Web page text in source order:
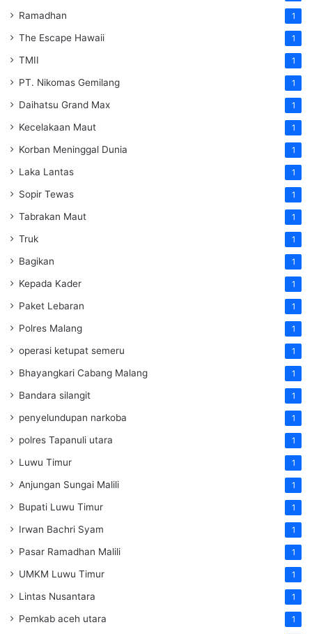
Ramadhan 1
The Escape Hawaii 1
TMII 1
PT. Nikomas Gemilang 1
Daihatsu Grand Max 1
Kecelakaan Maut 1
Korban Meninggal Dunia 1
Laka Lantas 1
Sopir Tewas 1
Tabrakan Maut 1
Truk 1
Bagikan 1
Kepada Kader 1
Paket Lebaran 1
Polres Malang 1
operasi ketupat semeru 1
Bhayangkari Cabang Malang 1
Bandara silangit 1
penyelundupan narkoba 1
polres Tapanuli utara 1
Luwu Timur 1
Anjungan Sungai Malili 1
Bupati Luwu Timur 1
Irwan Bachri Syam 1
Pasar Ramadhan Malili 1
UMKM Luwu Timur 1
Lintas Nusantara 1
Pemkab aceh utara 1